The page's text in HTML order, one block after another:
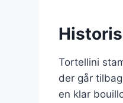
Tortellini
der går
en klar